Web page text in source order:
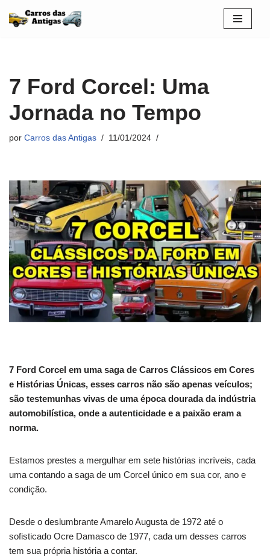
7 Ford Corcel: Uma
Jornada no Tempo
por Carros das Antigas 11/01/2024
7 Ford Corcel em uma saga de Carros Clássicos em Cores
e Histórias Únicas, esses carros não são apenas veículos;
são testemunhas vivas de uma época dourada da indústria
automobilística, onde a autenticidade e a paixão eram a
norma.
Estamos prestes a mergulhar em sete histórias incríveis, cada
uma contando a saga de um Corcel único em sua cor, ano e
condição.
Desde o deslumbrante Amarelo Augusta de 1972 até o
sofisticado Ocre Damasco de 1977, cada um desses carros
tem sua própria história a contar.